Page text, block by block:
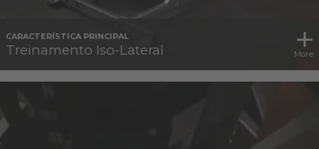
CARACTERÍSTICA PRINCIPAL
Treinamento Iso-Lateral More